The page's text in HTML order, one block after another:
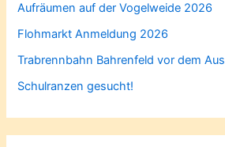
Aufräumen auf der Vogelweide 2026
Flohmarkt Anmeldung 2026
Trabrennbahn Bahrenfeld vor dem Aus
Schulranzen gesucht!